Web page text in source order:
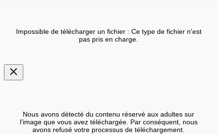
Impossible de télécharger un fichier : Ce type de fichier n'est
pas pris en charge.
Nous avons détecté du contenu réservé aux adultes sur
l'image que vous avez téléchargée. Par conséquent, nous
avons refusé votre processus de téléchargement.